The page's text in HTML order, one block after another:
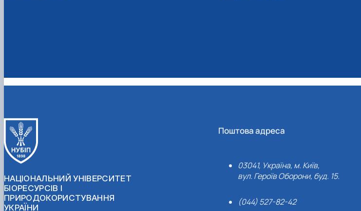
НАЦІОНАЛЬНИЙ УНІВЕРСИТЕТ
БІОРЕСУРСІВ І
ПРИРОДОКОРИСТУВАННЯ
УКРАЇНИ
Поштова адреса
03041, Україна, м. Київ,
вул. Героїв Оборони, буд. 15.
(044) 527-82-42